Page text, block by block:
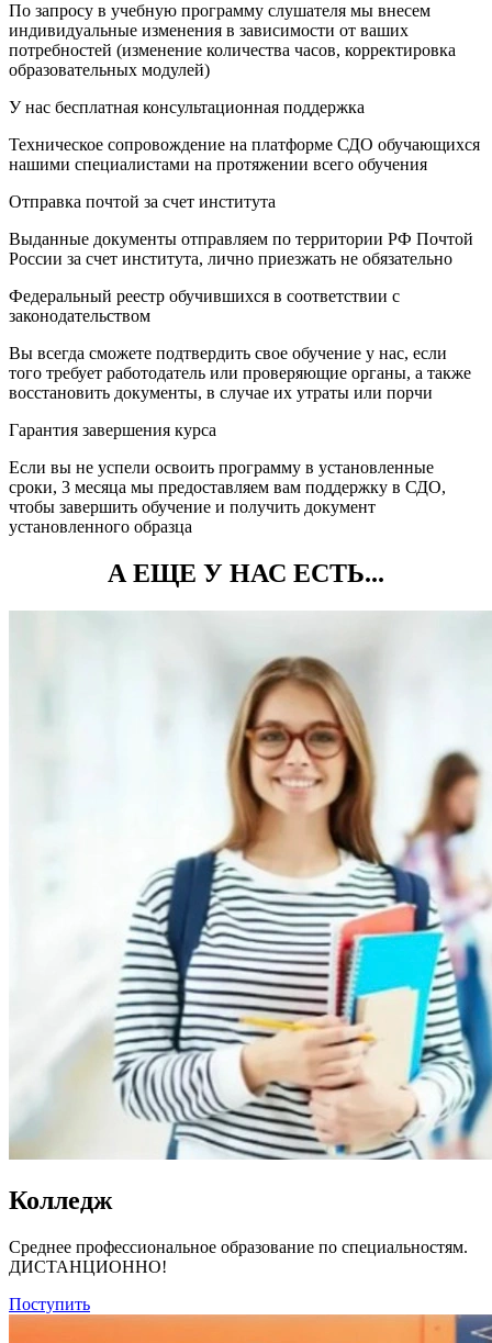
По запросу в учебную программу слушателя мы внесем
индивидуальные изменения в зависимости от ваших
потребностей (изменение количества часов, корректировка
образовательных модулей)
У нас бесплатная консультационная поддержка
Техническое сопровождение на платформе СДО обучающихся
нашими специалистами на протяжении всего обучения
Отправка почтой за счет института
Выданные документы отправляем по территории РФ Почтой
России за счет института, лично приезжать не обязательно
Федеральный реестр обучившихся в соответствии с
законодательством
Вы всегда сможете подтвердить свое обучение у нас, если
того требует работодатель или проверяющие органы, а также
восстановить документы, в случае их утраты или порчи
Гарантия завершения курса
Если вы не успели освоить программу в установленные
сроки, 3 месяца мы предоставляем вам поддержку в СДО,
чтобы завершить обучение и получить документ
установленного образца
А ЕЩЕ У НАС ЕСТЬ...
Колледж
Среднее профессиональное образование по специальностям.
ДИСТАНЦИОННО!
Поступить